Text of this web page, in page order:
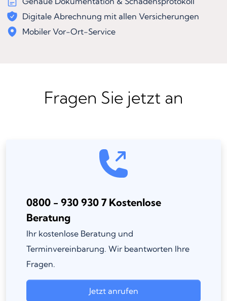
Digitale Abrechnung mit allen Versicherungen
Mobiler Vor-Ort-Service
Fragen Sie jetzt an
0800 - 930 930 7 Kostenlose
Beratung
Ihr kostenlose Beratung und
Terminvereinbarung. Wir beantworten Ihre
Fragen.
Jetzt anrufen